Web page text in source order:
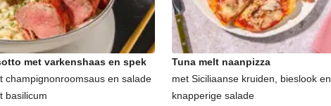
met varkenshaas en spek
champignonroomsaus en salade
basilicum
Tuna melt naanpizza
met Siciliaanse kruiden, bieslook en
knapperige salade